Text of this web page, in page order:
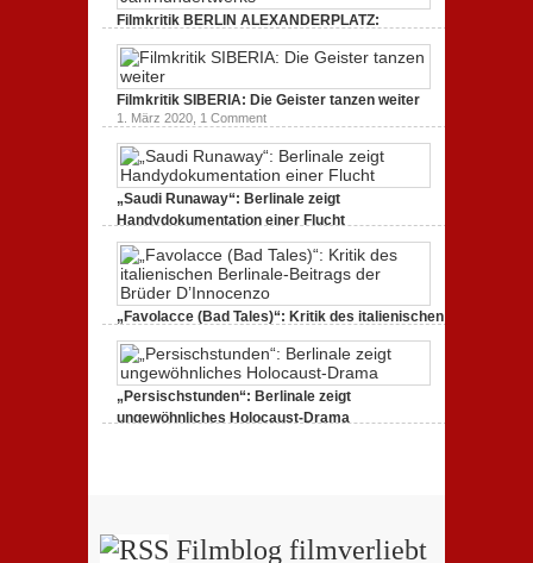
Filmkritik BERLIN ALEXANDERPLATZ:
Neuauflage eines Jahrhundertwerks
1. März 2020,2 Comments
Filmkritik SIBERIA: Die Geister tanzen weiter
1. März 2020, 1 Comment
„Saudi Runaway“: Berlinale zeigt
Handydokumentation einer Flucht
„Favolacce (Bad Tales)“: Kritik des italienischen
Berlinale-Beitrags der Brüder D’Innocenzo
25. Februar 2020,2 Comments
„Persischstunden“: Berlinale zeigt
ungewöhnliches Holocaust-Drama
Filmblog filmverliebt